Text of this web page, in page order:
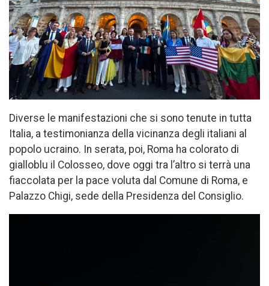
Diverse le manifestazioni che si sono tenute in tutta
Italia, a testimonianza della vicinanza degli italiani al
popolo ucraino. In serata, poi, Roma ha colorato di
gialloblu il Colosseo, dove oggi tra l’altro si terrà una
fiaccolata per la pace voluta dal Comune di Roma, e
Palazzo Chigi, sede della Presidenza del Consiglio.